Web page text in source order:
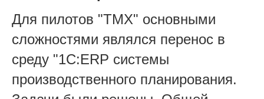
Для пилотов "ТМХ" основными
сложностями являлся перенос в
среду "1С:ERP системы
производственного планирования.